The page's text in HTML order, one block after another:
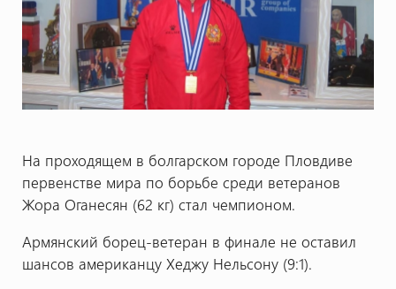
На проходящем в болгарском городе Пловдиве
первенстве мира по борьбе среди ветеранов
Жора Оганесян (62 кг) стал чемпионом.
Армянский борец-ветеран в финале не оставил
шансов американцу Хеджу Нельсону (9:1).